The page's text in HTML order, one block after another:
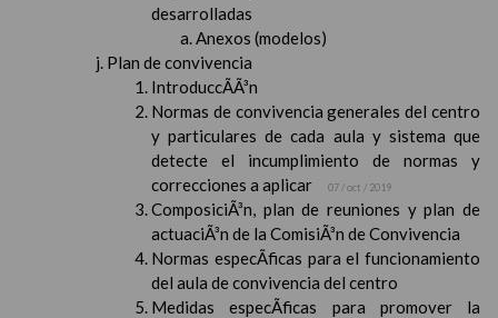
desarrolladas
Anexos (modelos)
Plan de convivencia
IntroduccÃ­Ã³n
Normas de convivencia generales del centro
y particulares de cada aula y sistema que
detecte el incumplimiento de normas y
correcciones a aplicar
07 / oct / 2019
ComposiciÃ³n, plan de reuniones y plan de
actuaciÃ³n de la ComisiÃ³n de Convivencia
Normas especÃ­ficas para el funcionamiento
del aula de convivencia del centro
Medidas especÃ­ficas para promover la